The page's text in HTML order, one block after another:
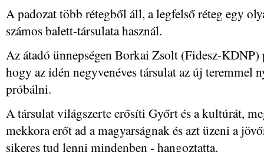
A padozat több rétegből áll, a legfelső réteg egy
számos balett-társulata használ.
Az átadó ünnepségen Borkai Zsolt (Fidesz-KDNP)
hogy az idén negyvenéves társulat az új teremmel
próbálni.
A társulat világszerte erősíti Győrt és a kultúrát,
mekkora erőt ad a magyarságnak és azt üzeni a
sikeres tud lenni mindenben - hangoztatta.